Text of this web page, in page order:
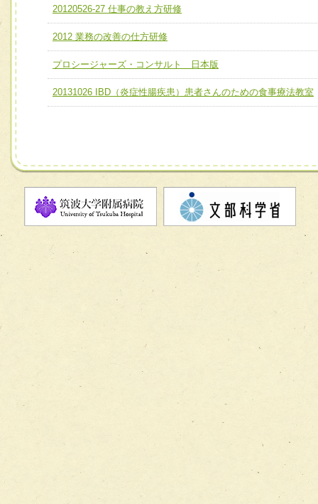
ユニット２ チーム医療構成力
必要に応じて柔軟に医療チームを組織し、強調できる
ユニット３ 多職種連携力
他職種の視点とスキルを学び、相互理解と連携を深める
宅患者等支援チーム】
チーム03【癌患者服薬サポートチーム】
チーム04【口腔ケアチーム】
チーム05【せん妄対策チーム】
チーム08【地域関係機関と連携した小児リハビリテーショ
チーム09【術前から始める周術期リハビリテーションチー
ム】
チーム11【摂食・嚥下サポートチーム】
チーム12【こどもの食育支援チーム】
チーム13【非がんに対する緩和ケアチーム】
20120526-27 仕事の教え方研修
2012 業務の改善の仕方研修
プロシージャーズ・コンサルト 日本版
20131026 IBD（炎症性腸疾患）患者さんのための食事療法教室